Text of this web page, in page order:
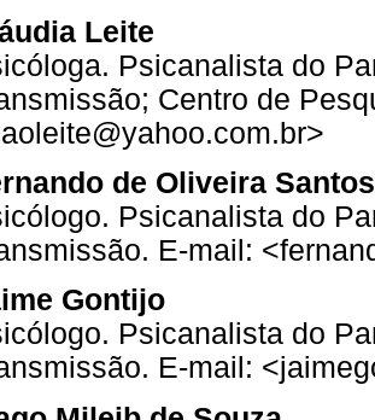
Leite
Psicanalista do
Centro de
de Oliveira Santos
Psicanalista do
E-mail:
Gontijo
Psicanalista do
E-mail: